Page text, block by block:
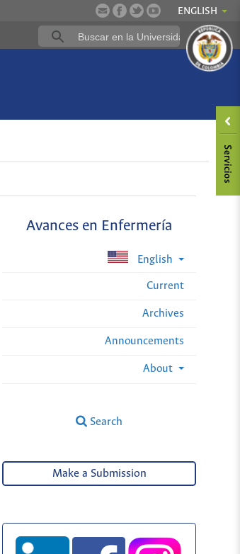
ENGLISH
Avances en Enfermería
English
Current
Archives
Announcements
About
Search
Make a Submission